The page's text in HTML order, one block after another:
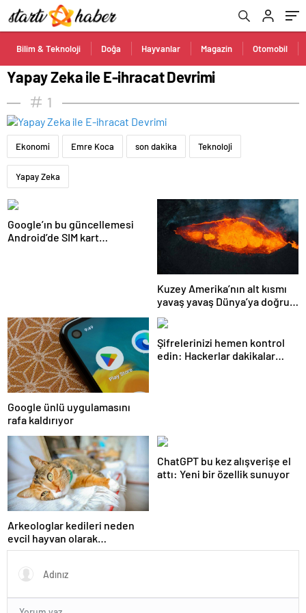
Bilim & Teknoloji Doğa Hayvanlar Magazin Otomobil
Yapay Zeka ile E-ihracat Devrimi
1
Ekonomi Emre Koca son dakika Teknoloji
Yapay Zeka
Google’ın bu güncellemesi
Android’de SIM kart
Kuzey Amerika’nın alt kısmı
yavaş yavaş Dünya’ya doğru
eriyor!
Google ünlü uygulamasını
rafa kaldırıyor
Şifrelerinizi hemen kontrol
edin: Hackerlar dakikalar
Arkeologlar kedileri neden
evcil hayvan olarak
beslediğimizin sırrını keşfetti
ChatGPT bu kez alışverişe el
attı: Yeni bir özellik sunuyor